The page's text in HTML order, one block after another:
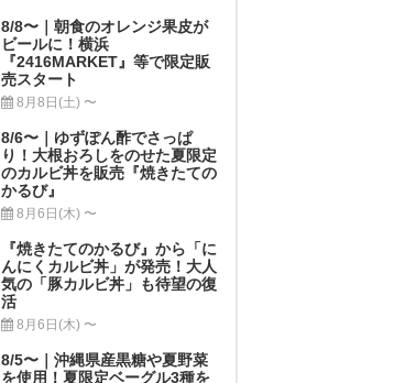
8/8〜｜朝食のオレンジ果皮が
ビールに！横浜
『2416MARKET』等で限定販
売スタート
8月8日(土) 〜
8/6〜｜ゆずぽん酢でさっぱ
り！大根おろしをのせた夏限定
のカルビ丼を販売『焼きたての
かるび』
8月6日(木) 〜
『焼きたてのかるび』から「に
んにくカルビ丼」が発売！大人
気の「豚カルビ丼」も待望の復
活
8月6日(木) 〜
8/5〜｜沖縄県産黒糖や夏野菜
を使用！夏限定ベーグル3種を